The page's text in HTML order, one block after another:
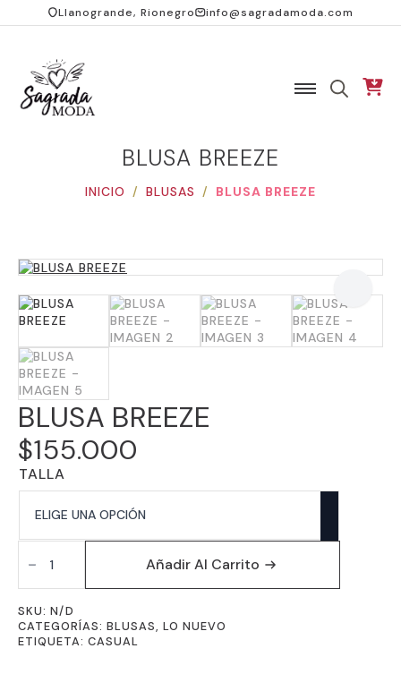
Llanogrande, Rionegro info@sagradamoda.com
BLUSA BREEZE
INICIO BLUSAS BLUSA BREEZE
BLUSA BREEZE
$155.000
TALLA
BLUSA
BREEZE
CANTIDAD
Añadir Al Carrito
SKU: N/D
CATEGORÍAS: BLUSAS, LO NUEVO
ETIQUETA: CASUAL